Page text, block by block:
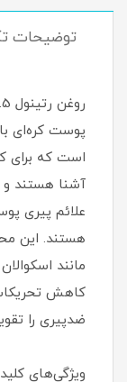
توضیحات
است که برای
آشنا هستند و
علائم پیری
هستند. این
کاهش
ضدپیری را
ویژگی‌های